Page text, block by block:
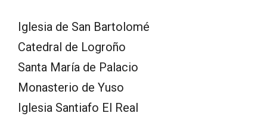
Iglesia de San Bartolomé
Catedral de Logroño
Santa María de Palacio
Monasterio de Yuso
Iglesia Santiafo El Real